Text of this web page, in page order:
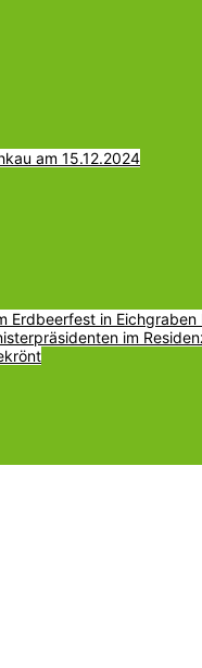
am 15.12.2024
Erdbeerfest in Eichgraben
im